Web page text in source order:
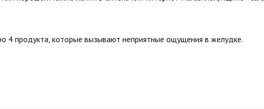
4 продукта, которые вызывают неприятные ощущения в желудке.